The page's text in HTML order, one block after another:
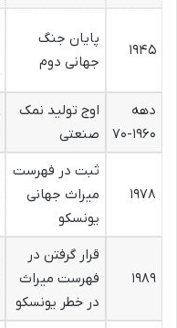
۱۹۴۵
پایان جنگ
جهانی دوم
دهه
۱۹۶۰-۷۰
اوج تولید نمک
صنعتی
۱۹۷۸
ثبت در فهرست
میراث جهانی
یونسکو
۱۹۸۹
قرار گرفتن در
فهرست میراث
در خطر یونسکو